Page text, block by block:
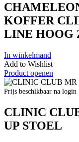
KOFFER
LINE HOOG
In winkelmand
Add to Wishlist
Product openen
Prijs beschikbaar na login
CLINIC
UP STOEL